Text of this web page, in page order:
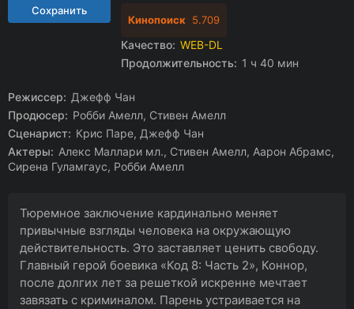
Кинопоиск 5.709
Качество: WEB-DL
Продолжительность: 1 ч 40 мин
Режиссер: Джефф Чан
Продюсер: Робби Амелл, Стивен Амелл
Сценарист: Крис Паре, Джефф Чан
Актеры: Алекс Маллари мл., Стивен Амелл, Аарон Абрамс,
Сирена Гуламгаус, Робби Амелл
Тюремное заключение кардинально меняет
привычные взгляды человека на окружающую
действительность. Это заставляет ценить свободу.
Главный герой боевика «Код 8: Часть 2», Коннор,
после долгих лет за решеткой искренне мечтает
завязать с криминалом. Парень устраивается на